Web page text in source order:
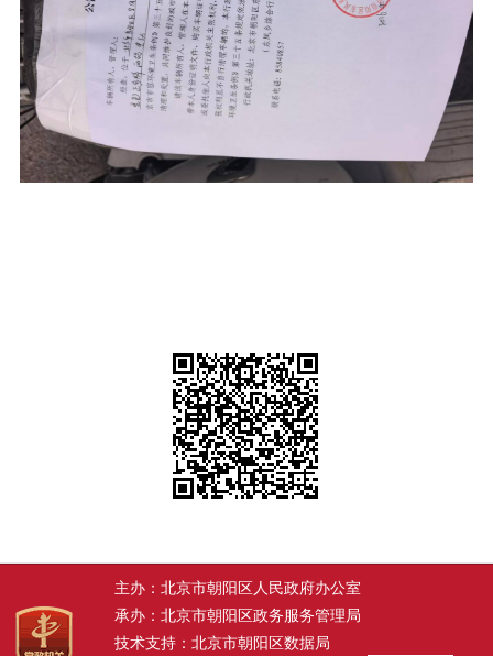
主办：北京市朝阳区人民政府办公室
承办：北京市朝阳区政务服务管理局
技术支持：北京市朝阳区数据局